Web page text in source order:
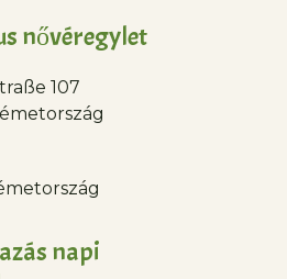
nővéregylet
107
napi